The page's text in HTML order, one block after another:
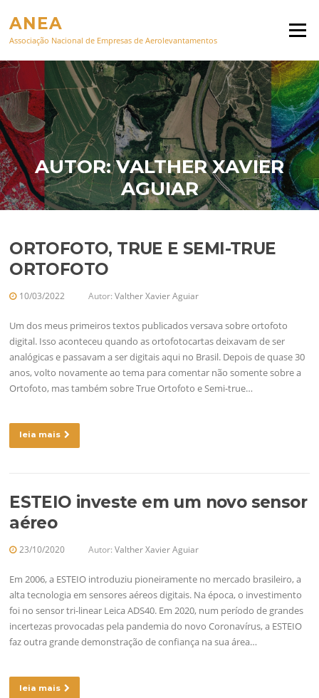
ANEA
Associação Nacional de Empresas de Aerolevantamentos
Menu
AUTOR:VALTHER XAVIER
AGUIAR
ORTOFOTO, TRUE E SEMI-TRUE
ORTOFOTO
10/03/2022 Autor:Valther Xavier Aguiar
Um dos meus primeiros textos publicados versava sobre ortofoto
digital. Isso aconteceu quando as ortofotocartas deixavam de ser
analógicas e passavam a ser digitais aqui no Brasil. Depois de quase 30
anos, volto novamente ao tema para comentar não somente sobre a
Ortofoto, mas também sobre True Ortofoto e Semi-true…
leia mais
ESTEIO investe em um novo sensor
aéreo
23/10/2020 Autor:Valther Xavier Aguiar
Em 2006, a ESTEIO introduziu pioneiramente no mercado brasileiro, a
alta tecnologia em sensores aéreos digitais. Na época, o investimento
foi no sensor tri-linear Leica ADS40. Em 2020, num período de grandes
incertezas provocadas pela pandemia do novo Coronavírus, a ESTEIO
faz outra grande demonstração de confiança na sua área…
leia mais